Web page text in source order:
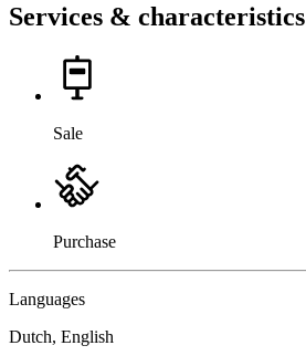
Services & characteristics
Sale
Purchase
Languages
Dutch, English